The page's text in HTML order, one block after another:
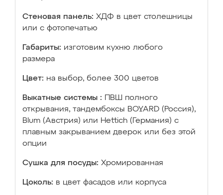
Стеновая панель: ХДФ в цвет столешницы
или с фотопечатью
Габариты: изготовим кухню любого
размера
Цвет: на выбор, более 300 цветов
Выкатные системы :
ПВШ полного
открывания, тандембоксы BOYARD (Россия),
Blum (Австрия) или Hettich (Германия) с
плавным закрыванием дверок или без этой
опции
Сушка для посуды: Хромированная
Цоколь: в цвет фасадов или корпуса